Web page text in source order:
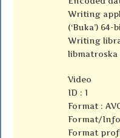
Writing
(‘Buka’) 64-
Writing
libmatroska
Video
ID : 1
Format :
Format/Info
Format